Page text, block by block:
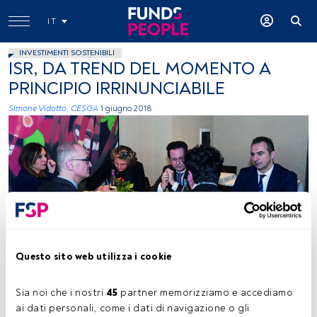
Questo sito web utilizza i cookie
Sia noi che i nostri 45 partner memorizziamo e accediamo
ai dati personali, come i dati di navigazione o gli
IT
INVESTIMENTI SOSTENIBILI
ISR, DA TREND DEL MOMENTO A
PRINCIPIO IRRINUNCIABILE
Simone Vidotto, CESGA 1 giugno 2018
Tempo di lettura:3 min.